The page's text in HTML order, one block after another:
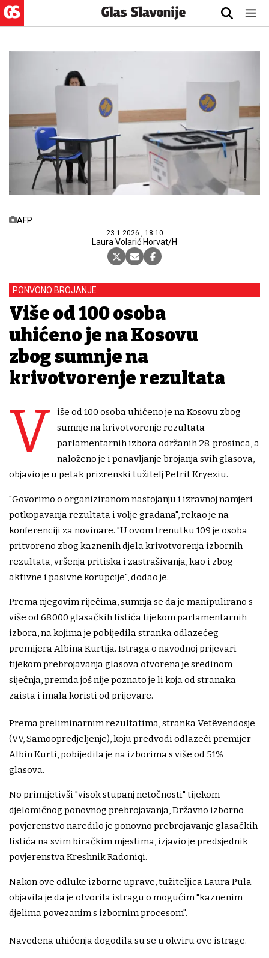
AFP
23.1.2026., 18:10
Laura Volarić Horvat/H
PONVONO BROJANJE
Više od 100 osoba
uhićeno je na Kosovu
zbog sumnje na
krivotvorenje rezultata
V
iše od 100 osoba uhićeno je na Kosovu zbog
sumnje na krivotvorenje rezultata
parlamentarnih izbora održanih 28. prosinca, a
naloženo je i ponavljanje brojanja svih glasova,
objavio je u petak prizrenski tužitelj Petrit Kryeziu.
"Govorimo o organiziranom nastojanju i izravnoj namjeri
potkopavanja rezultata i volje građana", rekao je na
konferenciji za novinare. "U ovom trenutku 109 je osoba
pritvoreno zbog kaznenih djela krivotvorenja izbornih
rezultata, vršenja pritiska i zastrašivanja, kao i zbog
aktivne i pasivne korupcije", dodao je.
Prema njegovim riječima, sumnja se da je manipulirano s
više od 68.000 glasačkih listića tijekom parlamentarnih
izbora, na kojima je pobijedila stranka odlazećeg
premijera Albina Kurtija. Istraga o navodnoj prijevari
tijekom prebrojavanja glasova otvorena je sredinom
siječnja, premda još nije poznato je li koja od stranaka
zaista i imala koristi od prijevare.
Prema preliminarnim rezultatima, stranka Vetëvendosje
(VV, Samoopredjeljenje), koju predvodi odlazeći premijer
Albin Kurti, pobijedila je na izborima s više od 51%
glasova.
No primijetivši "visok stupanj netočnosti" tijekom
djelomičnog ponovnog prebrojavanja, Državno izborno
povjerenstvo naredilo je ponovno prebrojavanje glasačkih
listića na svim biračkim mjestima, izjavio je predsjednik
povjerenstva Kreshnik Radoniqi.
Nakon ove odluke izborne uprave, tužiteljica Laura Pula
objavila je da je otvorila istragu o mogućim "kaznenim
djelima povezanim s izbornim procesom".
Navedena uhićenja dogodila su se u okviru ove istrage.